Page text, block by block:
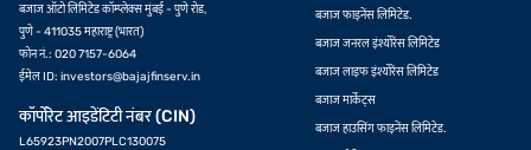
बजाज ऑटो लिमिटेड कॉम्प्लेक्स मुंबई - पुणे रोड,
पुणे - 411035 महाराष्ट्र (भारत)
फोन नं.: 020 7157-6064
ईमेल ID: investors@bajajfinserv.in
कॉर्पोरेट आइडेंटिटी नंबर (CIN)
L65923PN2007PLC130075
बजाज फाइनेंस लिमिटेड.
बजाज जनरल इंश्योरेंस लिमिटेड
बजाज लाइफ इंश्योरेंस लिमिटेड
बजाज मार्केट्स
बजाज हाउसिंग फाइनेंस लिमिटेड.